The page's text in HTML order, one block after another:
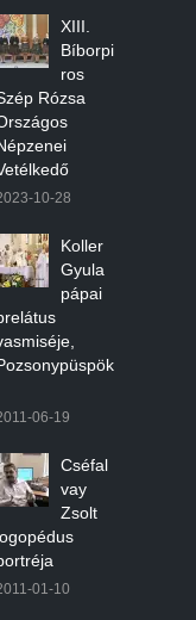
XIII.
Bíborpi
ros
Rózsa
10-28
Koller
Gyula
pápai
06-19
Cséfal
vay
Zsolt
01-10